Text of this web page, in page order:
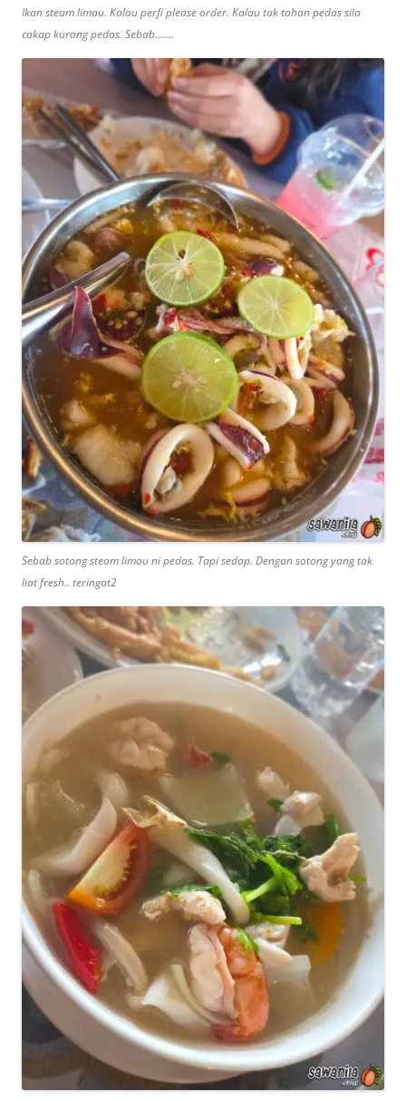
Ikan steam limau. Kalau perfi please order. Kalau tak tahan pedas sila
cakap kurang pedas. Sebab…….
Sebab sotong steam limau ni pedas. Tapi sedap. Dengan sotong yang tak
liat fresh.. teringat2